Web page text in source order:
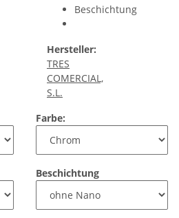
Beschichtung
Hersteller:
TRES
COMERCIAL,
S.L.
Farbe:
Beschichtung